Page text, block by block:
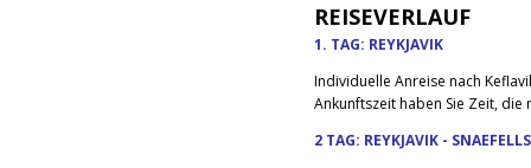
REISEVERLAUF
1. TAG: REYKJAVIK
Individuelle Anreise nach
Ankunftszeit haben Sie Zeit,
2 TAG: REYKJAVIK -